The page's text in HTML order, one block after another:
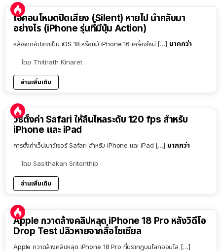
ไอคอนโหมดปิดเสียง (Silent) หายไป นำกลับมา
อย่างไร (iPhone รุ่นที่มีปุ่ม Action)
หลังจากอัปเดตเป็น iOS 18 หรือแม้ iPhone 16 เครื่องใหม่ […] มากกว่า
โดย Thitirath Kinaret
อ่านเพิ่มเติม
วิธีตั้งค่า Safari ให้ลื่นไหลระดับ 120 fps สำหรับ
iPhone และ iPad
การตั้งค่าเว็ปเบาว์เซอร์ Safari สำหรับ iPhone และ iPad […] มากกว่า
โดย Sasithakan Sritonthip
อ่านเพิ่มเติม
Apple กวาดล้างคลิปหลุด iPhone 18 Pro หลังวิดีโอ
Drop Test ปลิวหายจากสื่อโซเชียล
Apple กวาดล้างคลิปหลุด iPhone 18 Pro ที่ปรากฏบนโลกออนไล […]